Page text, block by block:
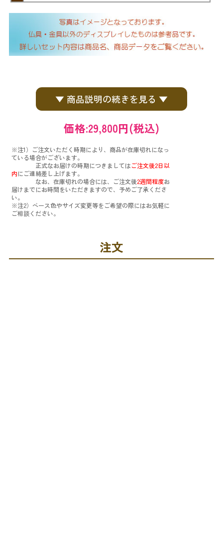
▼ 商品説明の続きを見る ▼
価格:29,800円(税込)
※注1）ご注文いただく時期により、商品が在庫切れになっ
ている場合がございます。
正式なお届けの時期につきましてはご注文後2日以
内にご連絡差し上げます。
なお、在庫切れの場合には、ご注文後2週間程度お
届けまでにお時間をいただきますので、予めご了承くださ
い。
※注2）ベース色やサイズ変更等をご希望の際にはお気軽に
ご相談ください。
注文